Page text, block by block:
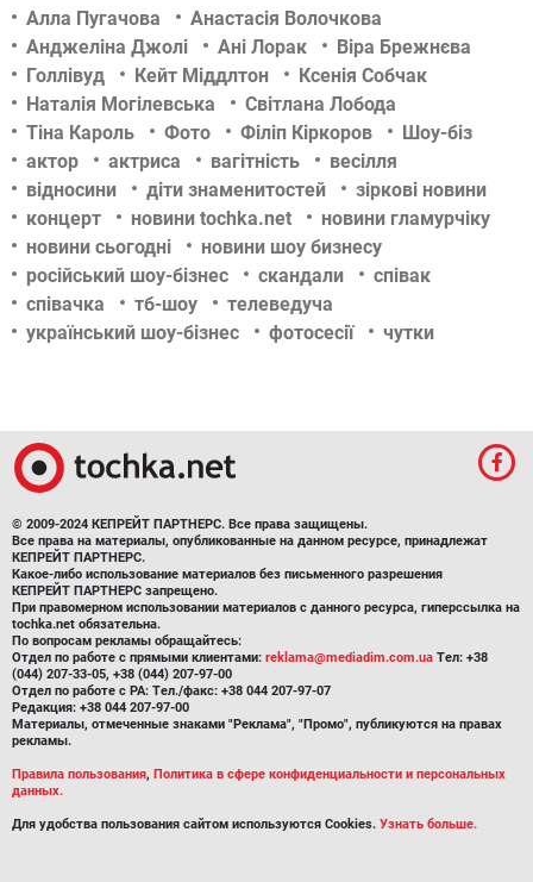
Алла Пугачова
Анастасія Волочкова
Анджеліна Джолі
Ані Лорак
Віра Брежнєва
Голлівуд
Кейт Міддлтон
Ксенія Собчак
Наталія Могілевська
Світлана Лобода
Тіна Кароль
Фото Філіп Кіркоров
Шоу-біз
актор
актриса вагітність
весілля
відносини
діти знаменитостей
зіркові новини
концерт
новини tochka.net
новини гламурчіку
новини сьогодні
новини шоу бизнесу
російський шоу-бізнес
скандали
співак
співачка
тб-шоу
телеведуча
український шоу-бізнес
фотосесії чутки
© 2009-2024 КЕПРЕЙТ ПАРТНЕРС. Все права защищены.
Все права на материалы, опубликованные на данном ресурсе, принадлежат
КЕПРЕЙТ ПАРТНЕРС.
Какое-либо использование материалов без письменного разрешения
КЕПРЕЙТ ПАРТНЕРС запрещено.
При правомерном использовании материалов с данного ресурса, гиперссылка на
tochka.net обязательна.
По вопросам рекламы обращайтесь:
Отдел по работе с прямыми клиентами: reklama@mediadim.com.ua Тел: +38
(044) 207-33-05, +38 (044) 207-97-00
Отдел по работе с РА: Тел./факс: +38 044 207-97-07
Редакция: +38 044 207-97-00
Материалы, отмеченные знаками "Реклама", "Промо", публикуются на правах
рекламы.
Правила пользования, Политика в сфере конфиденциальности и персональных
данных.
Для удобства пользования сайтом используются Cookies. Узнать больше.